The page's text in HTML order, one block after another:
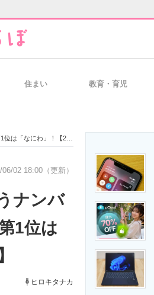
経営リーダーのコミュニティ
製造業のIT導入・活用を支援
エネルギーの専門メディア
住まい 教育・育児
【2023年最新調査結果】
06/02 18:00（更新）
ナンバ
1位は
ヒロキタナカ